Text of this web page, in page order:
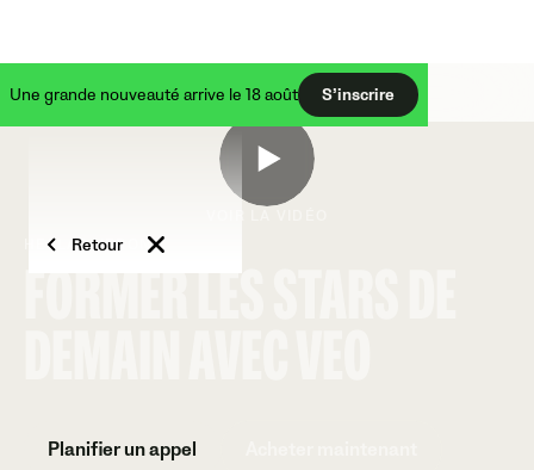
Une grande nouveauté arrive le 18 août S’inscrire
Retour
HELLAS VERONA
Planifier un appel